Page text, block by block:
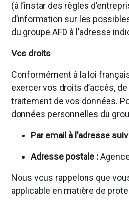
(à l’instar des règles
d’information sur les
du groupe AFD à l’adresse
Vos droits
Conformément à la loi
exercer vos droits d’accès,
traitement de vos données.
données personnelles du
Par email à l’adresse
Adresse postale :
Nous vous rappelons que
applicable en matière de